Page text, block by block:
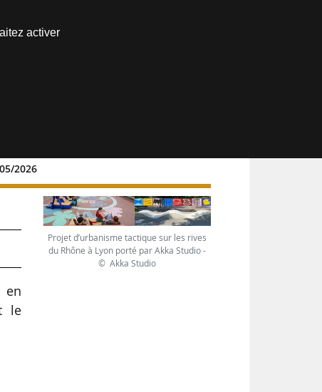
2026
en
le
Projet d’urbanisme tactique sur les rives
du Rhône à Lyon porté par Akka Studio -
© Akka Studio
activer